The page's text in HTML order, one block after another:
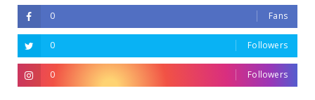
0 Fans
0 Followers
0 Followers